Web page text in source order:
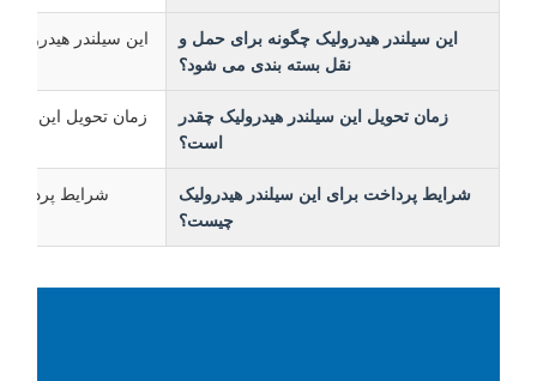
این سیلندر هیدرولیک چگونه برای حمل و
نقل بسته بندی می شود؟
این سیلندر هیدرولیک در
زمان تحویل این سیلندر هیدرولیک چقدر
است؟
زمان تحویل این سیلندر هیدرولیک 31
شرایط پرداخت برای این سیلندر هیدرولیک
چیست؟
شرایط پرداخت